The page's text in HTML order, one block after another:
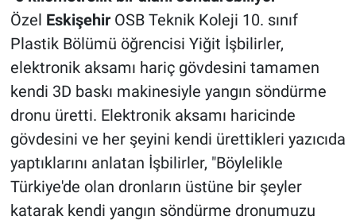
Özel EskişehirOSB Teknik Koleji 10. sınıf
Plastik Bölümü öğrencisi Yiğit İşbilirler,
elektronik aksamı hariç gövdesini tamamen
kendi 3D baskı makinesiyle yangın söndürme
dronu üretti. Elektronik aksamı haricinde
gövdesini ve her şeyini kendi ürettikleri yazıcıda
yaptıklarını anlatan İşbilirler, "Böylelikle
Türkiye'de olan dronların üstüne bir şeyler
katarak kendi yangın söndürme dronumuzu